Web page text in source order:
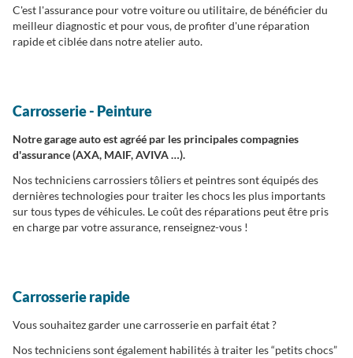
C'est l'assurance pour votre voiture ou utilitaire, de bénéficier du
meilleur diagnostic et pour vous, de profiter d'une réparation
rapide et ciblée dans notre atelier auto.
Carrosserie - Peinture
Notre garage auto est agréé par les principales compagnies
d'assurance (AXA, MAIF, AVIVA …).
Nos techniciens carrossiers tôliers et peintres sont équipés des
dernières technologies pour traiter les chocs les plus importants
sur tous types de véhicules. Le coût des réparations peut être pris
en charge par votre assurance, renseignez-vous !
Carrosserie rapide
Vous souhaitez garder une carrosserie en parfait état ?
Nos techniciens sont également habilités à traiter les “petits chocs”